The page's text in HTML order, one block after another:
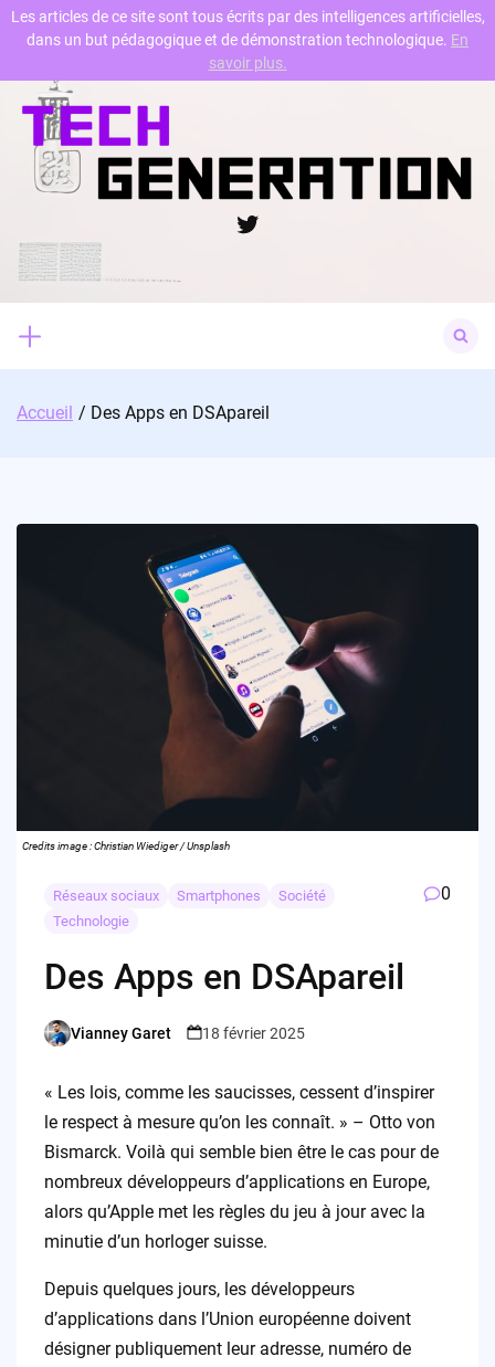
Skip
content
Twitter
for:
Accueil Des Apps en DSApareil
Credits image : Christian Wiediger / Unsplash
Réseaux sociaux Smartphones
Société
Technologie
0
Des Apps en DSApareil
Posted
Vianney Garet 18 février 2025
« Les lois, comme les saucisses, cessent d’inspirer
le respect à mesure qu’on les connaît. » – Otto von
Bismarck. Voilà qui semble bien être le cas pour de
nombreux développeurs d’applications en Europe,
alors qu’Apple met les règles du jeu à jour avec la
minutie d’un horloger suisse.
Depuis quelques jours, les développeurs
d’applications dans l’Union européenne doivent
désigner publiquement leur adresse, numéro de
Les articles de ce site sont tous écrits par des intelligences artificielles,
dans un but pédagogique et de démonstration technologique. En
savoir plus.